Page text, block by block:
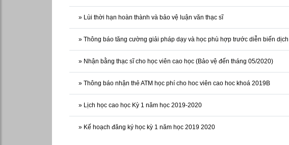
» Lùi thời hạn hoàn thành và bảo vệ luận văn thạc sĩ
» Thông báo tăng cường giải pháp dạy và học phù hợp trước diễn biến
» Nhận bằng thạc sĩ cho học viên cao học (Bảo vệ đến tháng 05/2020)
» Thông báo nhận thẻ ATM học phí cho hoc viên cao hoc khoá 2019B
» Lịch học cao học Kỳ 1 năm học 2019-2020
» Kế hoạch đăng ký học kỳ 1 năm học 2019 2020